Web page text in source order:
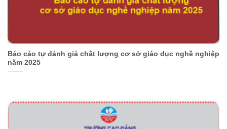
Báo cáo tự đánh giá chất lượng cơ sở giáo dục nghề nghiệp
năm 2025